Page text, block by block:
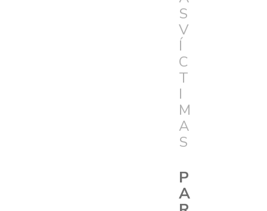
S
V
Í
C
T
I
M
A
S
P
A